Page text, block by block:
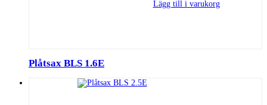
Lägg till i varukorg
Plåtsax BLS 1.6E